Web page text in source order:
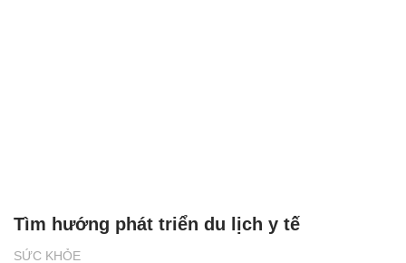
SỨC KHỎE
Tìm hướng phát triển du lịch y tế